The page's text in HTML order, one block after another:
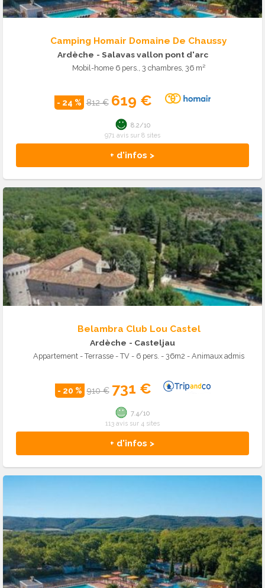
Camping Homair Domaine De Chaussy
Ardèche - Salavas vallon pont d'arc
Mobil-home 6 pers., 3 chambres, 36 m²
- 24 % 812 € 619 €
+ d'infos >
8.2/10
971 avis sur 8 sites
Belambra Club Lou Castel
Ardèche - Casteljau
Appartement - Terrasse - TV - 6 pers. - 36m2 - Animaux admis
- 20 % 910 € 731 €
+ d'infos >
7.4/10
113 avis sur 4 sites